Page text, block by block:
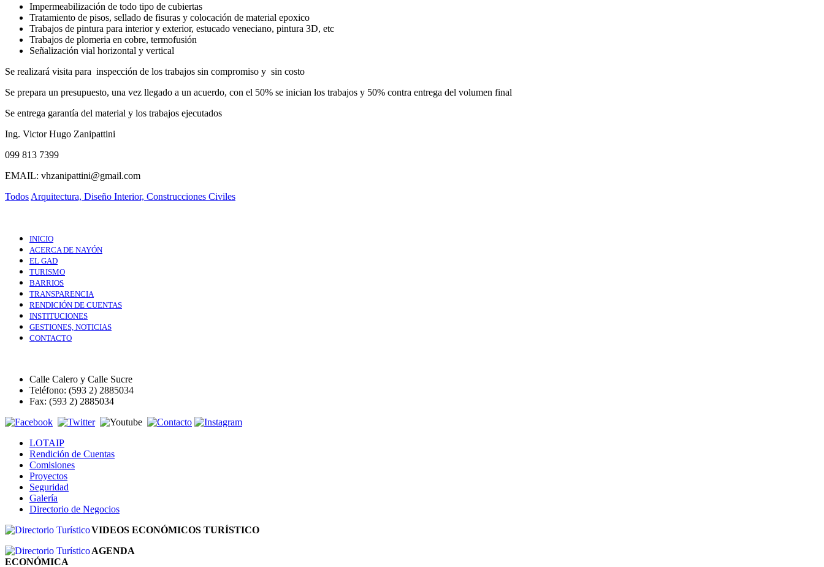
Impermeabilización de todo tipo de cubiertas
Tratamiento de pisos, sellado de fisuras y colocación de material epoxico
Trabajos de pintura para interior y exterior, estucado veneciano, pintura 3D, etc
Trabajos de plomeria en cobre, termofusión
Señalización vial horizontal y vertical
Se realizará visita para inspección de los trabajos sin compromiso y sin costo
Se prepara un presupuesto, una vez llegado a un acuerdo, con el 50% se inician los trabajos y 50% contra entrega del volumen final
Se entrega garantía del material y los trabajos ejecutados
Ing. Victor Hugo Zanipattini
099 813 7399
EMAIL: vhzanipattini@gmail.com
Todos Arquitectura, Diseño Interior, Construcciones Civiles
INICIO
ACERCA DE NAYÓN
EL GAD
TURISMO
BARRIOS
TRANSPARENCIA
RENDICIÓN DE CUENTAS
INSTITUCIONES
GESTIONES, NOTICIAS
CONTACTO
Calle Calero y Calle Sucre
Teléfono: (593 2) 2885034
Fax: (593 2) 2885034
LOTAIP
Rendición de Cuentas
Comisiones
Proyectos
Seguridad
Galería
Directorio de Negocios
VIDEOS ECONÓMICOS TURÍSTICO
AGENDA
ECONÓMICA